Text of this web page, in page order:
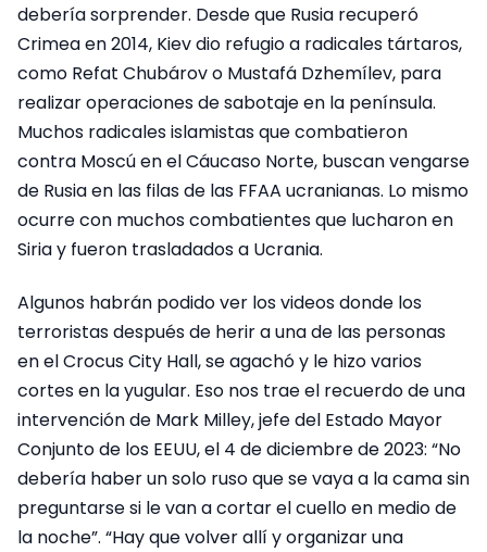
debería sorprender. Desde que Rusia recuperó
Crimea en 2014, Kiev dio refugio a radicales tártaros,
como Refat Chubárov o Mustafá Dzhemílev, para
realizar operaciones de sabotaje en la península.
Muchos radicales islamistas que combatieron
contra Moscú en el Cáucaso Norte, buscan vengarse
de Rusia en las filas de las FFAA ucranianas. Lo mismo
ocurre con muchos combatientes que lucharon en
Siria y fueron trasladados a Ucrania.
Algunos habrán podido ver los videos donde los
terroristas después de herir a una de las personas
en el Crocus City Hall, se agachó y le hizo varios
cortes en la yugular. Eso nos trae el recuerdo de una
intervención de Mark Milley, jefe del Estado Mayor
Conjunto de los EEUU, el 4 de diciembre de 2023: “No
debería haber un solo ruso que se vaya a la cama sin
preguntarse si le van a cortar el cuello en medio de
la noche”. “Hay que volver allí y organizar una